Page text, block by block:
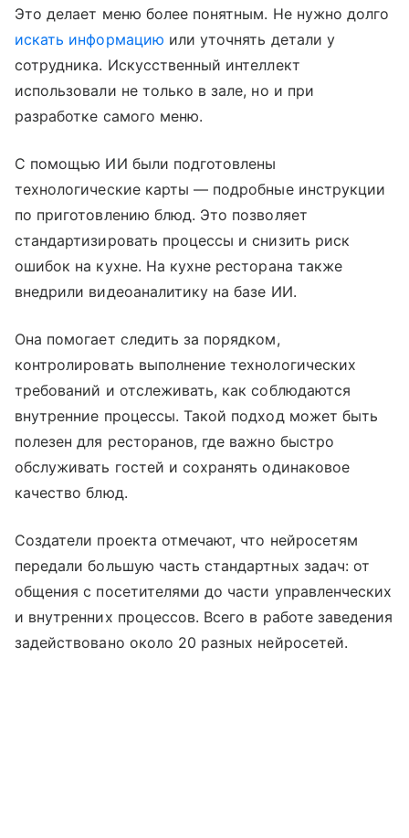
Это делает меню более понятным. Не нужно долго
искать информацию или уточнять детали у
сотрудника. Искусственный интеллект
использовали не только в зале, но и при
разработке самого меню.
С помощью ИИ были подготовлены
технологические карты — подробные инструкции
по приготовлению блюд. Это позволяет
стандартизировать процессы и снизить риск
ошибок на кухне. На кухне ресторана также
внедрили видеоаналитику на базе ИИ.
Она помогает следить за порядком,
контролировать выполнение технологических
требований и отслеживать, как соблюдаются
внутренние процессы. Такой подход может быть
полезен для ресторанов, где важно быстро
обслуживать гостей и сохранять одинаковое
качество блюд.
Создатели проекта отмечают, что нейросетям
передали большую часть стандартных задач: от
общения с посетителями до части управленческих
и внутренних процессов. Всего в работе заведения
задействовано около 20 разных нейросетей.